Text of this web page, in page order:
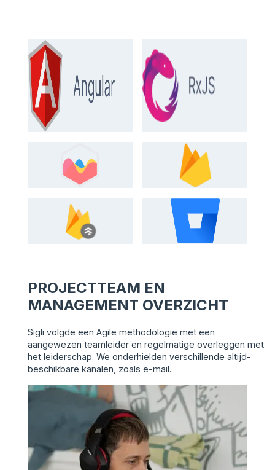
PROJECTTEAM EN
MANAGEMENT OVERZICHT
Sigli volgde een Agile methodologie met een
aangewezen teamleider en regelmatige overleggen met
het leiderschap. We onderhielden verschillende altijd-
beschikbare kanalen, zoals e-mail.